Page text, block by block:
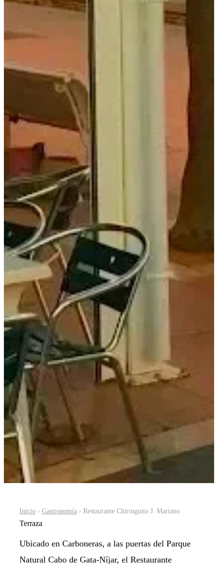
Inicio › Gastronomía › Restaurante Chiringuito J. Mariano
Terraza
Ubicado en Carboneras, a las puertas del Parque
Natural Cabo de Gata-Níjar, el Restaurante